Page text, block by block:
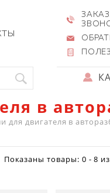
в
для двигателя в
Показаны товары: 0 - 8